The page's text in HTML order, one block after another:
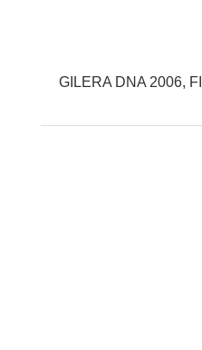
GILERA DNA 2006,